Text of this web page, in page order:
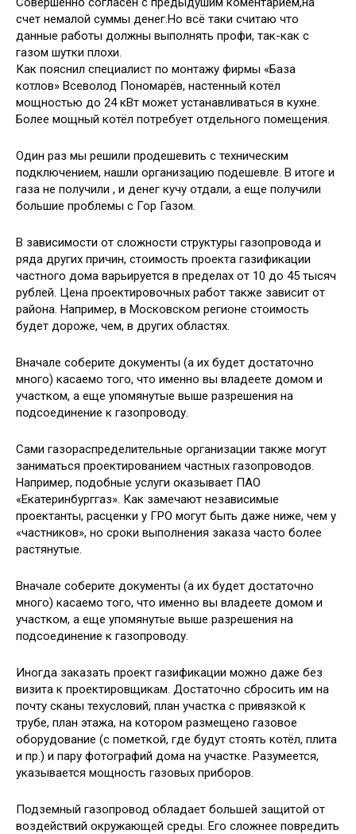
счет немалой суммы денег.Но всё таки считаю что
данные работы должны выполнять профи, так-как с
газом шутки плохи.
Как пояснил специалист по монтажу фирмы «База
котлов» Всеволод Пономарёв, настенный котёл
мощностью до 24 кВт может устанавливаться в кухне.
Более мощный котёл потребует отдельного помещения.
Один раз мы решили продешевить с техническим
подключением, нашли организацию подешевле. В итоге и
газа не получили , и денег кучу отдали, а еще получили
большие проблемы с Гор Газом.
В зависимости от сложности структуры газопровода и
ряда других причин, стоимость проекта газификации
частного дома варьируется в пределах от 10 до 45 тысяч
рублей. Цена проектировочных работ также зависит от
района. Например, в Московском регионе стоимость
будет дороже, чем, в других областях.
Вначале соберите документы (а их будет достаточно
много) касаемо того, что именно вы владеете домом и
участком, а еще упомянутые выше разрешения на
подсоединение к газопроводу.
Сами газораспределительные организации также могут
заниматься проектированием частных газопроводов.
Например, подобные услуги оказывает ПАО
«Екатеринбурггаз». Как замечают независимые
проектанты, расценки у ГРО могут быть даже ниже, чем у
«частников», но сроки выполнения заказа часто более
растянутые.
Вначале соберите документы (а их будет достаточно
много) касаемо того, что именно вы владеете домом и
участком, а еще упомянутые выше разрешения на
подсоединение к газопроводу.
Иногда заказать проект газификации можно даже без
визита к проектировщикам. Достаточно сбросить им на
почту сканы техусловий, план участка с привязкой к
трубе, план этажа, на котором размещено газовое
оборудование (с пометкой, где будут стоять котёл, плита
и пр.) и пару фотографий дома на участке. Разумеется,
указывается мощность газовых приборов.
Подземный газопровод обладает большей защитой от
воздействий окружающей среды. Его сложнее повредить